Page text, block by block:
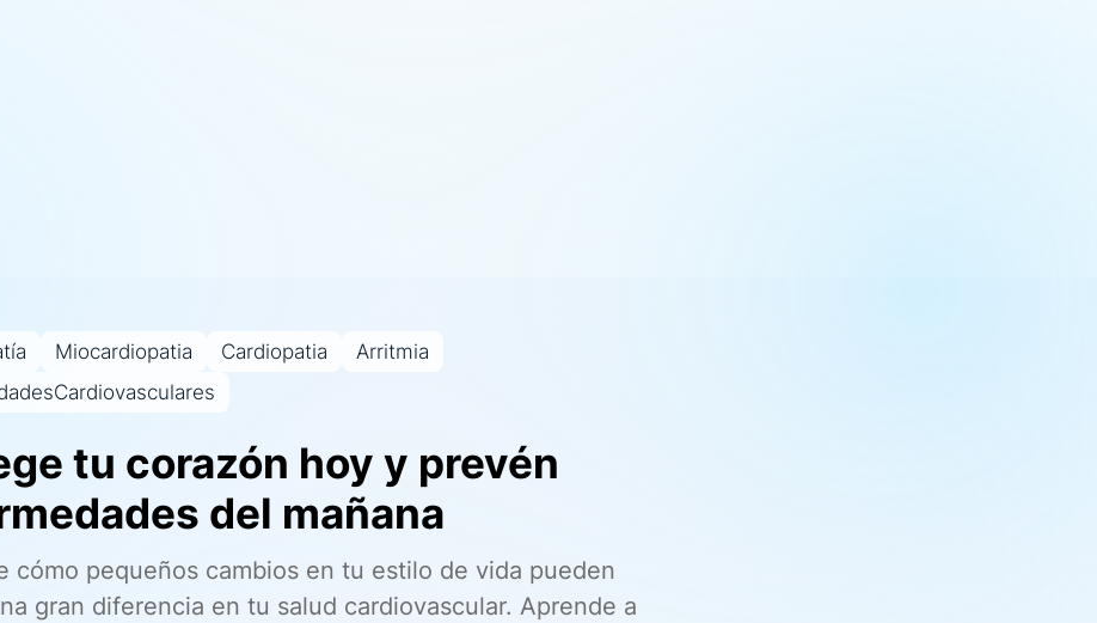
Miocardiopatia Cardiopatia
Arritmia
tu corazón hoy y prevén
del mañana
cómo pequeños cambios en tu estilo de vida pueden
gran diferencia en tu salud cardiovascular. Aprende a